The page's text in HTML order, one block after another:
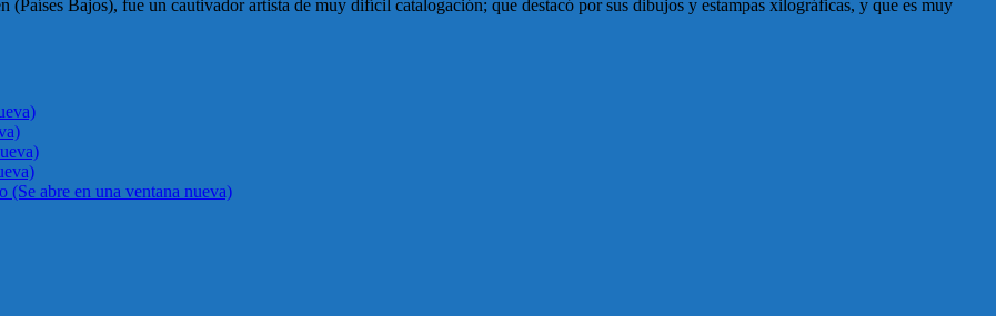
Bajos), fue un cautivador artista de muy difícil catalogación; que destacó por sus dibujos y estampas xilográficas, y que es muy
abre en una ventana nueva)